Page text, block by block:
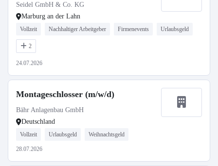
Seidel GmbH & Co. KG
Marburg an der Lahn
Vollzeit Nachhaltiger Arbeitgeber Firmenevents Urlaubsgeld
2
24.07.2026
Montageschlosser (m/w/d)
Bähr Anlagenbau GmbH
Deutschland
Vollzeit Urlaubsgeld Weihnachtsgeld
28.07.2026